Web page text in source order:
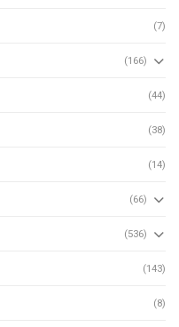
(7)
(166)
(44)
(38)
(14)
(66)
(536)
(143)
(8)